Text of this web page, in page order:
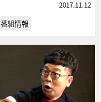
2017.11.12
番組情報